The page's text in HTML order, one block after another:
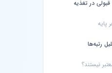
در تغذیه
پایه
رتبه‌ها
نیستند؟